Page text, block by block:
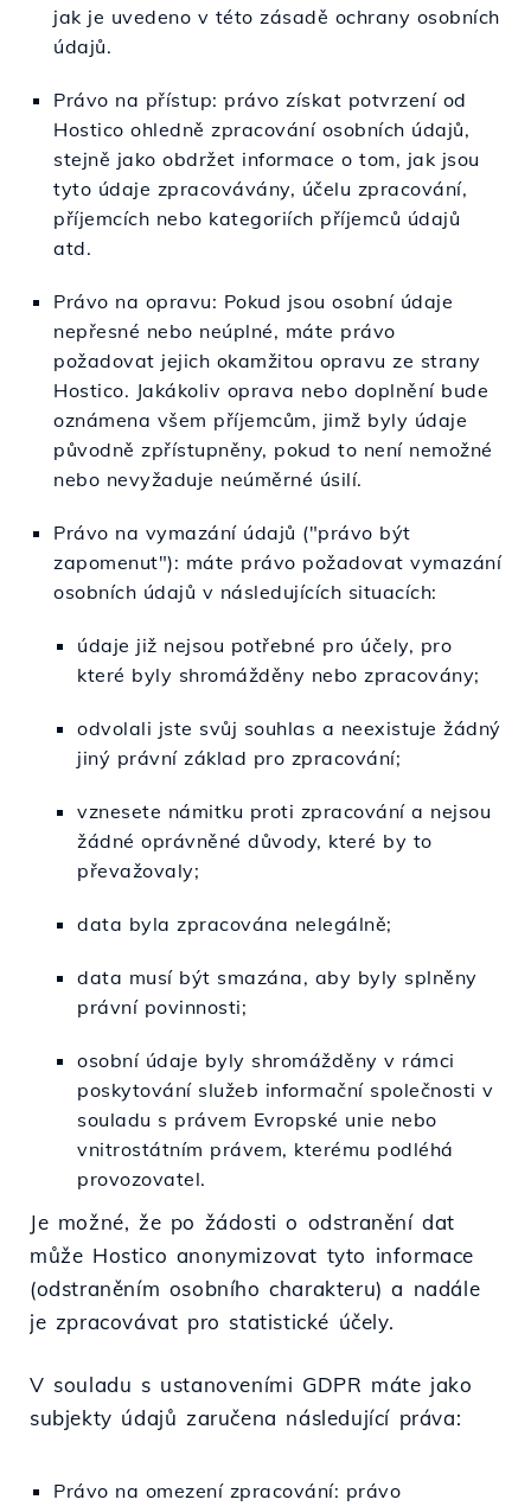
jak je uvedeno v této zásadě ochrany osobních
údajů.
Právo na přístup: právo získat potvrzení od
Hostico ohledně zpracování osobních údajů,
stejně jako obdržet informace o tom, jak jsou
tyto údaje zpracovávány, účelu zpracování,
příjemcích nebo kategoriích příjemců údajů
atd.
Právo na opravu: Pokud jsou osobní údaje
nepřesné nebo neúplné, máte právo
požadovat jejich okamžitou opravu ze strany
Hostico. Jakákoliv oprava nebo doplnění bude
oznámena všem příjemcům, jimž byly údaje
původně zpřístupněny, pokud to není nemožné
nebo nevyžaduje neúměrné úsilí.
Právo na vymazání údajů ("právo být
zapomenut"): máte právo požadovat vymazání
osobních údajů v následujících situacích:
údaje již nejsou potřebné pro účely, pro
které byly shromážděny nebo zpracovány;
odvolali jste svůj souhlas a neexistuje žádný
jiný právní základ pro zpracování;
vznesete námitku proti zpracování a nejsou
žádné oprávněné důvody, které by to
převažovaly;
data byla zpracována nelegálně;
data musí být smazána, aby byly splněny
právní povinnosti;
osobní údaje byly shromážděny v rámci
poskytování služeb informační společnosti v
souladu s právem Evropské unie nebo
vnitrostátním právem, kterému podléhá
provozovatel.
Je možné, že po žádosti o odstranění dat
může Hostico anonymizovat tyto informace
(odstraněním osobního charakteru) a nadále
je zpracovávat pro statistické účely.
V souladu s ustanoveními GDPR máte jako
subjekty údajů zaručena následující práva:
Právo na omezení zpracování: právo